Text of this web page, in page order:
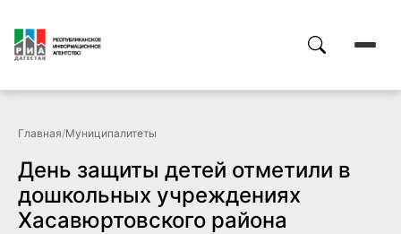
Главная/Муниципалитеты
День защиты детей отметили в
дошкольных учреждениях
Хасавюртовского района